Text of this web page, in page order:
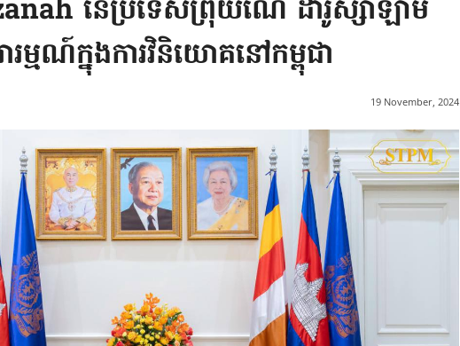
អង្គ
ភាព​
នៃប្រទេសព្រុយណេ ដារូស្សាឡាម
ម្មណ៍ក្នុងការវិនិយោគនៅកម្ពុជា
19 November, 2024